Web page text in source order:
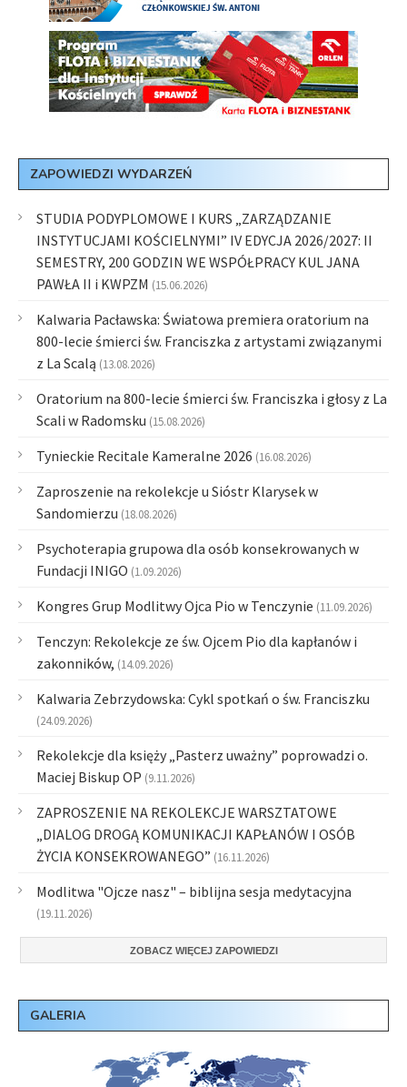
ZAPOWIEDZI WYDARZEŃ
STUDIA PODYPLOMOWE I KURS „ZARZĄDZANIE
INSTYTUCJAMI KOŚCIELNYMI” IV EDYCJA 2026/2027: II
SEMESTRY, 200 GODZIN WE WSPÓŁPRACY KUL JANA
PAWŁA II i KWPZM (15.06.2026)
Kalwaria Pacławska: Światowa premiera oratorium na
800-lecie śmierci św. Franciszka z artystami związanymi
z La Scalą (13.08.2026)
Oratorium na 800-lecie śmierci św. Franciszka i głosy z La
Scali w Radomsku (15.08.2026)
Tynieckie Recitale Kameralne 2026 (16.08.2026)
Zaproszenie na rekolekcje u Sióstr Klarysek w
Sandomierzu (18.08.2026)
Psychoterapia grupowa dla osób konsekrowanych w
Fundacji INIGO (1.09.2026)
Kongres Grup Modlitwy Ojca Pio w Tenczynie (11.09.2026)
Tenczyn: Rekolekcje ze św. Ojcem Pio dla kapłanów i
zakonników, (14.09.2026)
Kalwaria Zebrzydowska: Cykl spotkań o św. Franciszku
(24.09.2026)
Rekolekcje dla księży „Pasterz uważny” poprowadzi o.
Maciej Biskup OP (9.11.2026)
ZAPROSZENIE NA REKOLEKCJE WARSZTATOWE
„DIALOG DROGĄ KOMUNIKACJI KAPŁANÓW I OSÓB
ŻYCIA KONSEKROWANEGO” (16.11.2026)
Modlitwa "Ojcze nasz" – biblijna sesja medytacyjna
(19.11.2026)
ZOBACZ WIĘCEJ ZAPOWIEDZI
GALERIA